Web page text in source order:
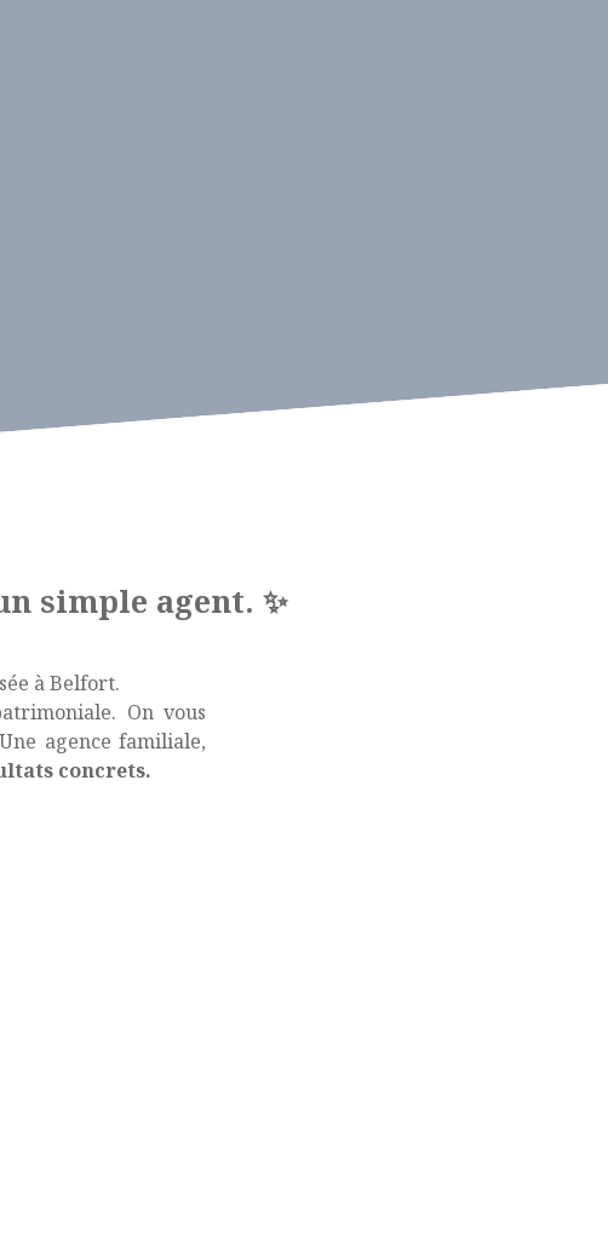
simple agent. ✨
à Belfort.
On vous
agence familiale,
concrets.